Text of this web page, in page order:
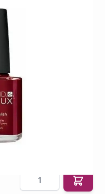
romantische rode
VINYL-145
€ 14,94
€ 14,19
Aantal